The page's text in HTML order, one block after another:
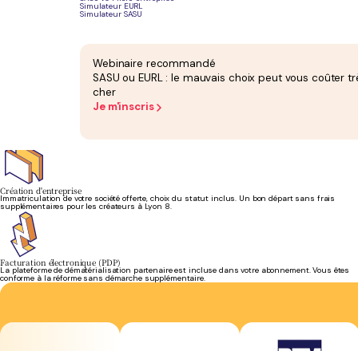
Simulateur EURL
Simulateur SASU
Webinaire recommandé
SASU ou EURL : le mauvais choix peut vous coûter
cher
Je m'inscris
Bilan comptable annuel attesté et liasse fiscale inclus dans votre forfait. Aucun supplément
salariés. Sans erreur, dans les délais.
Création d'entreprise
Immatriculation de votre société offerte, choix du statut inclus. Un bon départ sans frais
supplémentaires pour les créateurs à Lyon 8.
Facturation électronique (PDP)
La plateforme de dématérialisation partenaire est incluse dans votre abonnement. Vous êtes
conforme à la réforme sans démarche supplémentaire.